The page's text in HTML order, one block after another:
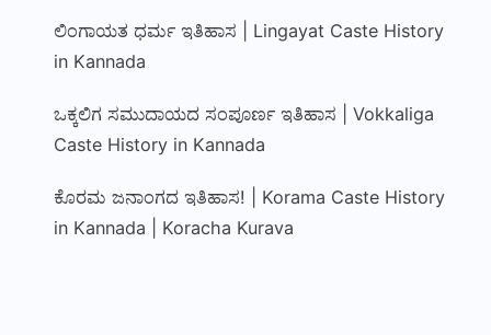
ಲಿಂಗಾಯತ ಧರ್ಮ ಇತಿಹಾಸ | Lingayat Caste History
in Kannada
ಒಕ್ಕಲಿಗ ಸಮುದಾಯದ ಸಂಪೂರ್ಣ ಇತಿಹಾಸ | Vokkaliga
Caste History in Kannada
ಕೊರಮ ಜನಾಂಗದ ಇತಿಹಾಸ! | Korama Caste History
in Kannada | Koracha Kurava